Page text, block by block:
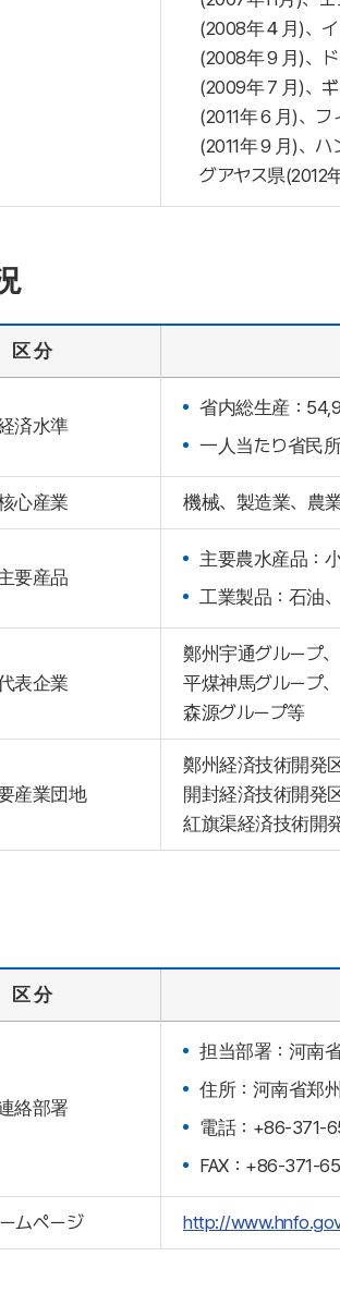
(2008年４月)、
(2008年９月)、
(2009年７月)、
(2011年６月)、フ
(2011年９月)、ハ
グアヤス県(2012
区 分
済水準
省内総生産：
一人当たり省民
心産業 機械、製造業、農
要産品
主要農水産品：
工業製品：石油
表企業
鄭州宇通グループ
平煤神馬グループ
森源グループ等
産業団地
鄭州経済技術開発
開封経済技術開発
紅旗渠経済技術開
区 分
絡部署
担当部署：河南
住所：河南省郑
電話：+86-371-
FAX：+86-371-
ムページ http://